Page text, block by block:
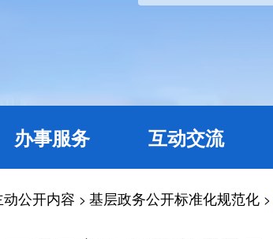
办事服务 互动交流
公开内容 > 基层政务公开标准化规范化 >